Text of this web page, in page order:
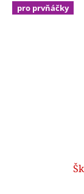
pro prvňáčky